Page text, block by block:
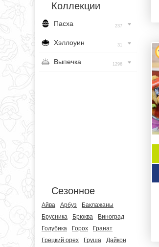
Коллекции
Пасха 237
Хэллоуин 31
Выпечка 1296
Сезонное
Айва Арбуз
Баклажаны
Брусника
Брюква
Виноград
Голубика
Горох
Гранат
Грецкий орех
Груша
Дайкон